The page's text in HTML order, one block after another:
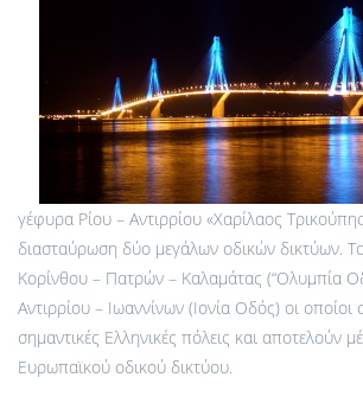
γέφυρα Ρίου – Αντιρρίου «Χαρίλαος
διασταύρωση δύο μεγάλων οδικών δικτύων.
Κορίνθου – Πατρών – Καλαμάτας (“Ολυμπία
Αντιρρίου – Ιωαννίνων (Ιονία Οδός) οι οποίοι
σημαντικές Ελληνικές πόλεις και αποτελούν
Ευρωπαϊκού οδικού δικτύου.